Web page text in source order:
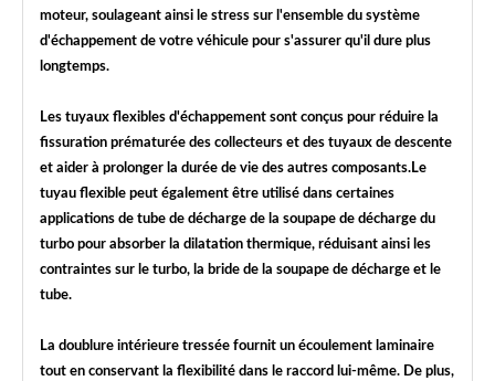
moteur, soulageant ainsi le stress sur l'ensemble du système
d'échappement de votre véhicule pour s'assurer qu'il dure plus
longtemps.
Les tuyaux flexibles d'échappement sont conçus pour réduire la
fissuration prématurée des collecteurs et des tuyaux de descente
et aider à prolonger la durée de vie des autres composants.Le
tuyau flexible peut également être utilisé dans certaines
applications de tube de décharge de la soupape de décharge du
turbo pour absorber la dilatation thermique, réduisant ainsi les
contraintes sur le turbo, la bride de la soupape de décharge et le
tube.
La doublure intérieure tressée fournit un écoulement laminaire
tout en conservant la flexibilité dans le raccord lui-même. De plus,